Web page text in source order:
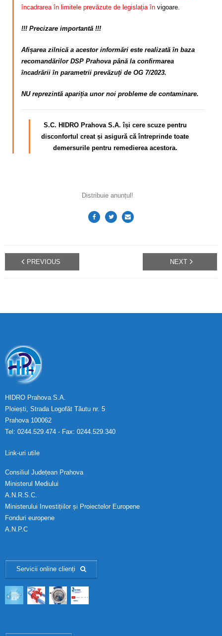
încadrarea în limitele prevăzute de legislația în vigoare.
!!! Precizare importantă !!!
Afișarea zilnică a acestor informări este realizată în baza
recomandărilor DSP Prahova până la confirmarea
încadrării în parametrii prevăzuți de OG 7/2023.
NU reprezintă apariția unor noi probleme de contaminare.
S.C. HIDRO Prahova S.A. își cere scuze pentru
disconfortul creat și asigură că întreprinde toate
demersurile pentru remedierea acestora.
Distribuie anunțul!
PREVIOUS NEXT
HIDRO Prahova S.A.
Ploiești, Strada Logofăt Tăutu nr. 5
Prahova 100062
Tel: 0244.529.474 - Fax: 0244.529.340
Link-uri utile
Consiliul Județean Prahova
Ministerul Mediului
A.N.R.S.C.
Ministerului Investițiilor și Proiectelor Europene
Fonduri europene
A.N.P.C
Servicii online clienți